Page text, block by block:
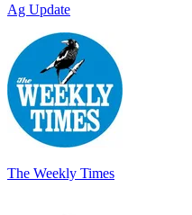
Ag Update
The Weekly Times